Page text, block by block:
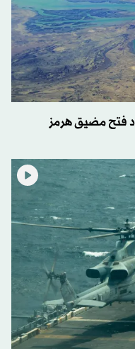
فتح مضيق هرمز